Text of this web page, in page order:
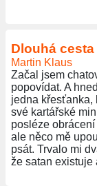
Dlouhá
Martin Klaus
Začal jsem
popovídat. A
jedna křesťanka,
své kartářské
posléze
ale něco mě
psát. Trvalo mi
že satan existuje